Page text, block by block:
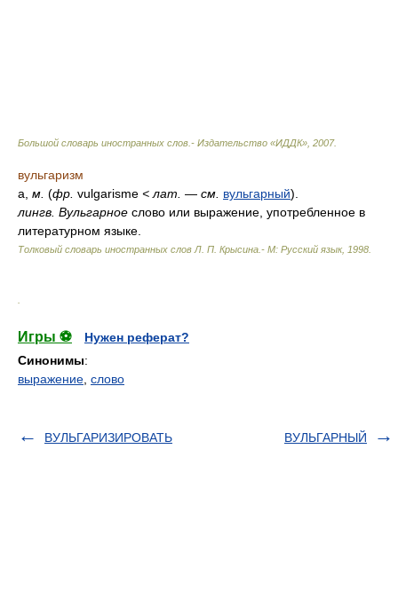
Большой словарь иностранных слов.- Издательство «ИДДК» 2007.
вульгаризм
а, м. (фр. vulgarisme < лат. — см. вульгарный).
лингв. Вульгарное слово или выражение, употребленное в
литературном языке.
Толковый словарь иностранных слов Л. П. Крысина.- М: Русский язык, 1998
Игры ⚽
Нужен реферат?
Синонимы:
выражение слово
ВУЛЬГАРИЗИРОВАТЬ ВУЛЬГАРНЫЙ